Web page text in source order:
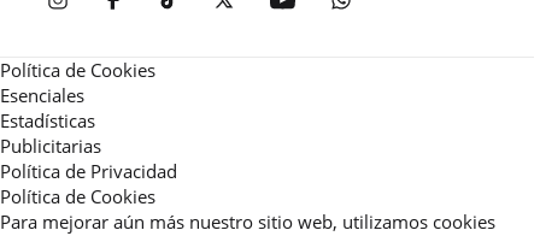
Política de Cookies
Esenciales
Estadísticas
Publicitarias
Política de Privacidad
Política de Cookies
Para mejorar aún más nuestro sitio web, utilizamos cookies